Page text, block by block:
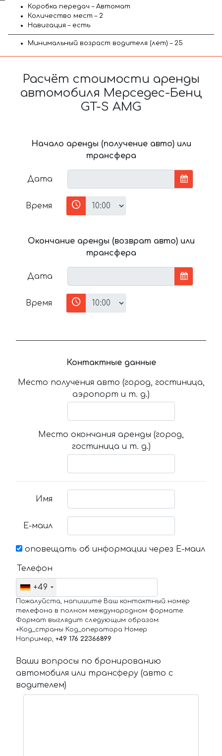
Коробка передач – Автомат
Количество мест – 2
Навигация – есть
Минимальный возраст водителя (лет) – 25
Расчёт стоимости аренды
автомобиля Мерседес-Бенц
GT-S AMG
Начало аренды (получение авто) или
трансфера
Дата
Время
Окончание аренды (возврат авто) или
трансфера
Дата
Время
Контактные данные
Место получения авто (город, гостиница,
аэропорт и т. д.)
Место окончания аренды (город,
гостиница и т. д.)
Имя
Е-маил
оповещать об информации через Е-маил
Телефон
+49
Пожалуйста, напишите Ваш контактный номер
телефона в полном международном формате.
Формат выглядит следующим образом:
+Код_страны Код_оператора Номер
Например, +49 176 22366899
Ваши вопросы по бронированию
автомобиля или трансферу (авто с
водителем)